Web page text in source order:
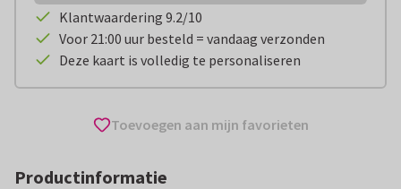
Klantwaardering 9.2/10
Voor 21:00 uur besteld = vandaag verzonden
Deze kaart is volledig te personaliseren
Toevoegen aan mijn favorieten
Productinformatie